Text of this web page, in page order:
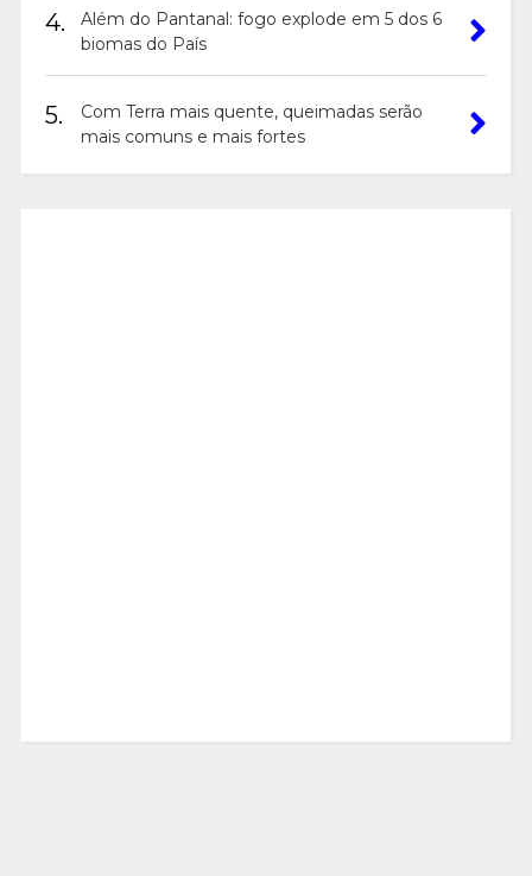
4.
Além do Pantanal: fogo explode em 5 dos 6
biomas do País
5.
Com Terra mais quente, queimadas serão
mais comuns e mais fortes